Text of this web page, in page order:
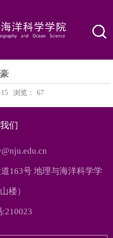
浏览： 67
们
163号 地理与海洋科学学
楼）